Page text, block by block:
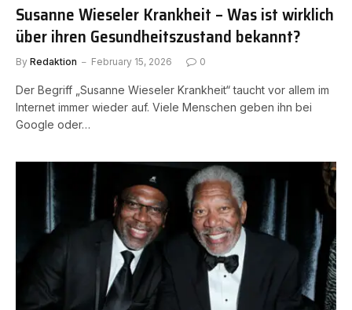
Susanne Wieseler Krankheit – Was ist wirklich
über ihren Gesundheitszustand bekannt?
By Redaktion February 15, 2026 0
Der Begriff „Susanne Wieseler Krankheit“ taucht vor allem im
Internet immer wieder auf. Viele Menschen geben ihn bei
Google oder…